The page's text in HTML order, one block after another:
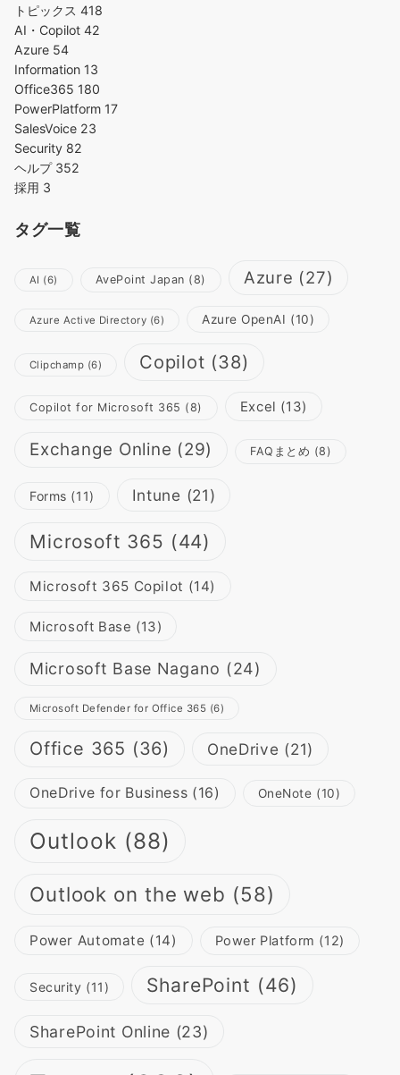
トピックス 418
AI・Copilot 42
Azure 54
Information 13
Office365 180
PowerPlatform 17
SalesVoice 23
Security 82
ヘルプ 352
採用 3
タグ一覧
AI (6) AvePoint Japan (8) Azure (27)
Azure Active Directory (6) Azure OpenAI (10)
Clipchamp (6) Copilot (38)
Copilot for Microsoft 365 (8) Excel (13)
Exchange Online (29) FAQまとめ (8)
Forms (11) Intune (21)
Microsoft 365 (44)
Microsoft 365 Copilot (14)
Microsoft Base (13)
Microsoft Base Nagano (24)
Microsoft Defender for Office 365 (6)
Office 365 (36) OneDrive (21)
OneDrive for Business (16) OneNote (10)
Outlook (88)
Outlook on the web (58)
Power Automate (14) Power Platform (12)
Security (11) SharePoint (46)
SharePoint Online (23)